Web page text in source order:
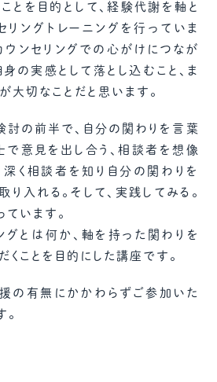
とを目的として、経験代謝を軸と
リングトレーニングを行っていま
ウンセリングでの心がけにつなが
の実感として落とし込むこと、ま
大切なことだと思います。
討の前半で、自分の関わりを言葉
で意見を出し合う、相談者を想像
深く相談者を知り自分の関わりを
入れる。そして、実践してみる。
ています。
グとは何か、軸を持った関わりを
くことを目的にした講座です。
の有無にかかわらずご参加いた